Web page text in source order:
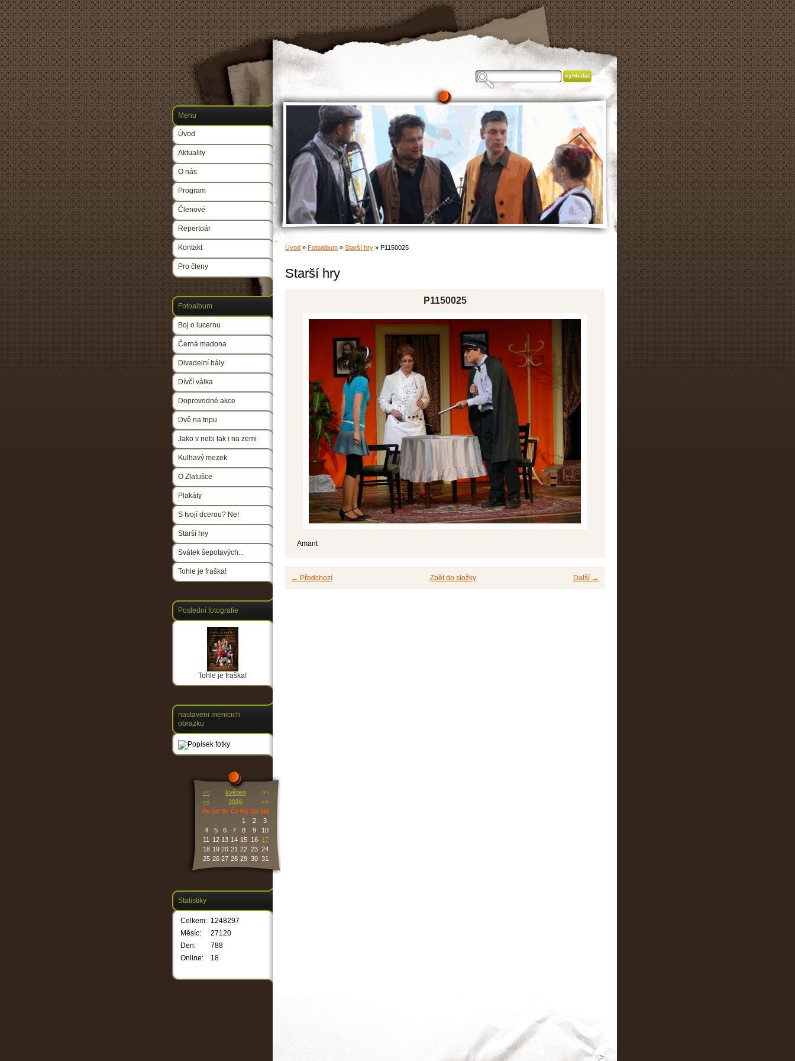
Úvod » Fotoalbum » Starší hry » P1150025
Starší hry
P1150025
Amant
← Předchozí Další →
Zpět do složky
Menu
Úvod
Aktuality
O nás
Program
Členové
Repertoár
Kontakt
Pro členy
Fotoalbum
Boj o lucernu
Černá madona
Divadelní bály
Dívčí válka
Doprovodné akce
Dvě na tripu
Jako v nebi tak i na zemi
Kulhavý mezek
O Zlatušce
Plakáty
S tvojí dcerou? Ne!
Starší hry
Svátek šepotavých...
Tohle je fraška!
Poslední fotografie
Tohle je fraška!
nastaveni menicich
obrazku
<< květen
>>
<<
2026
>>
Po Út St Čt Pá So Ne
1
2
3
4
5 6 7 8 9
10
11
12 13 14 15 16
17
18 19 20 21 22 23 24
25 26 27 28 29 30 31
Statistiky
Online: 18
Celkem: 1248297
Měsíc:
27120
Den:
788